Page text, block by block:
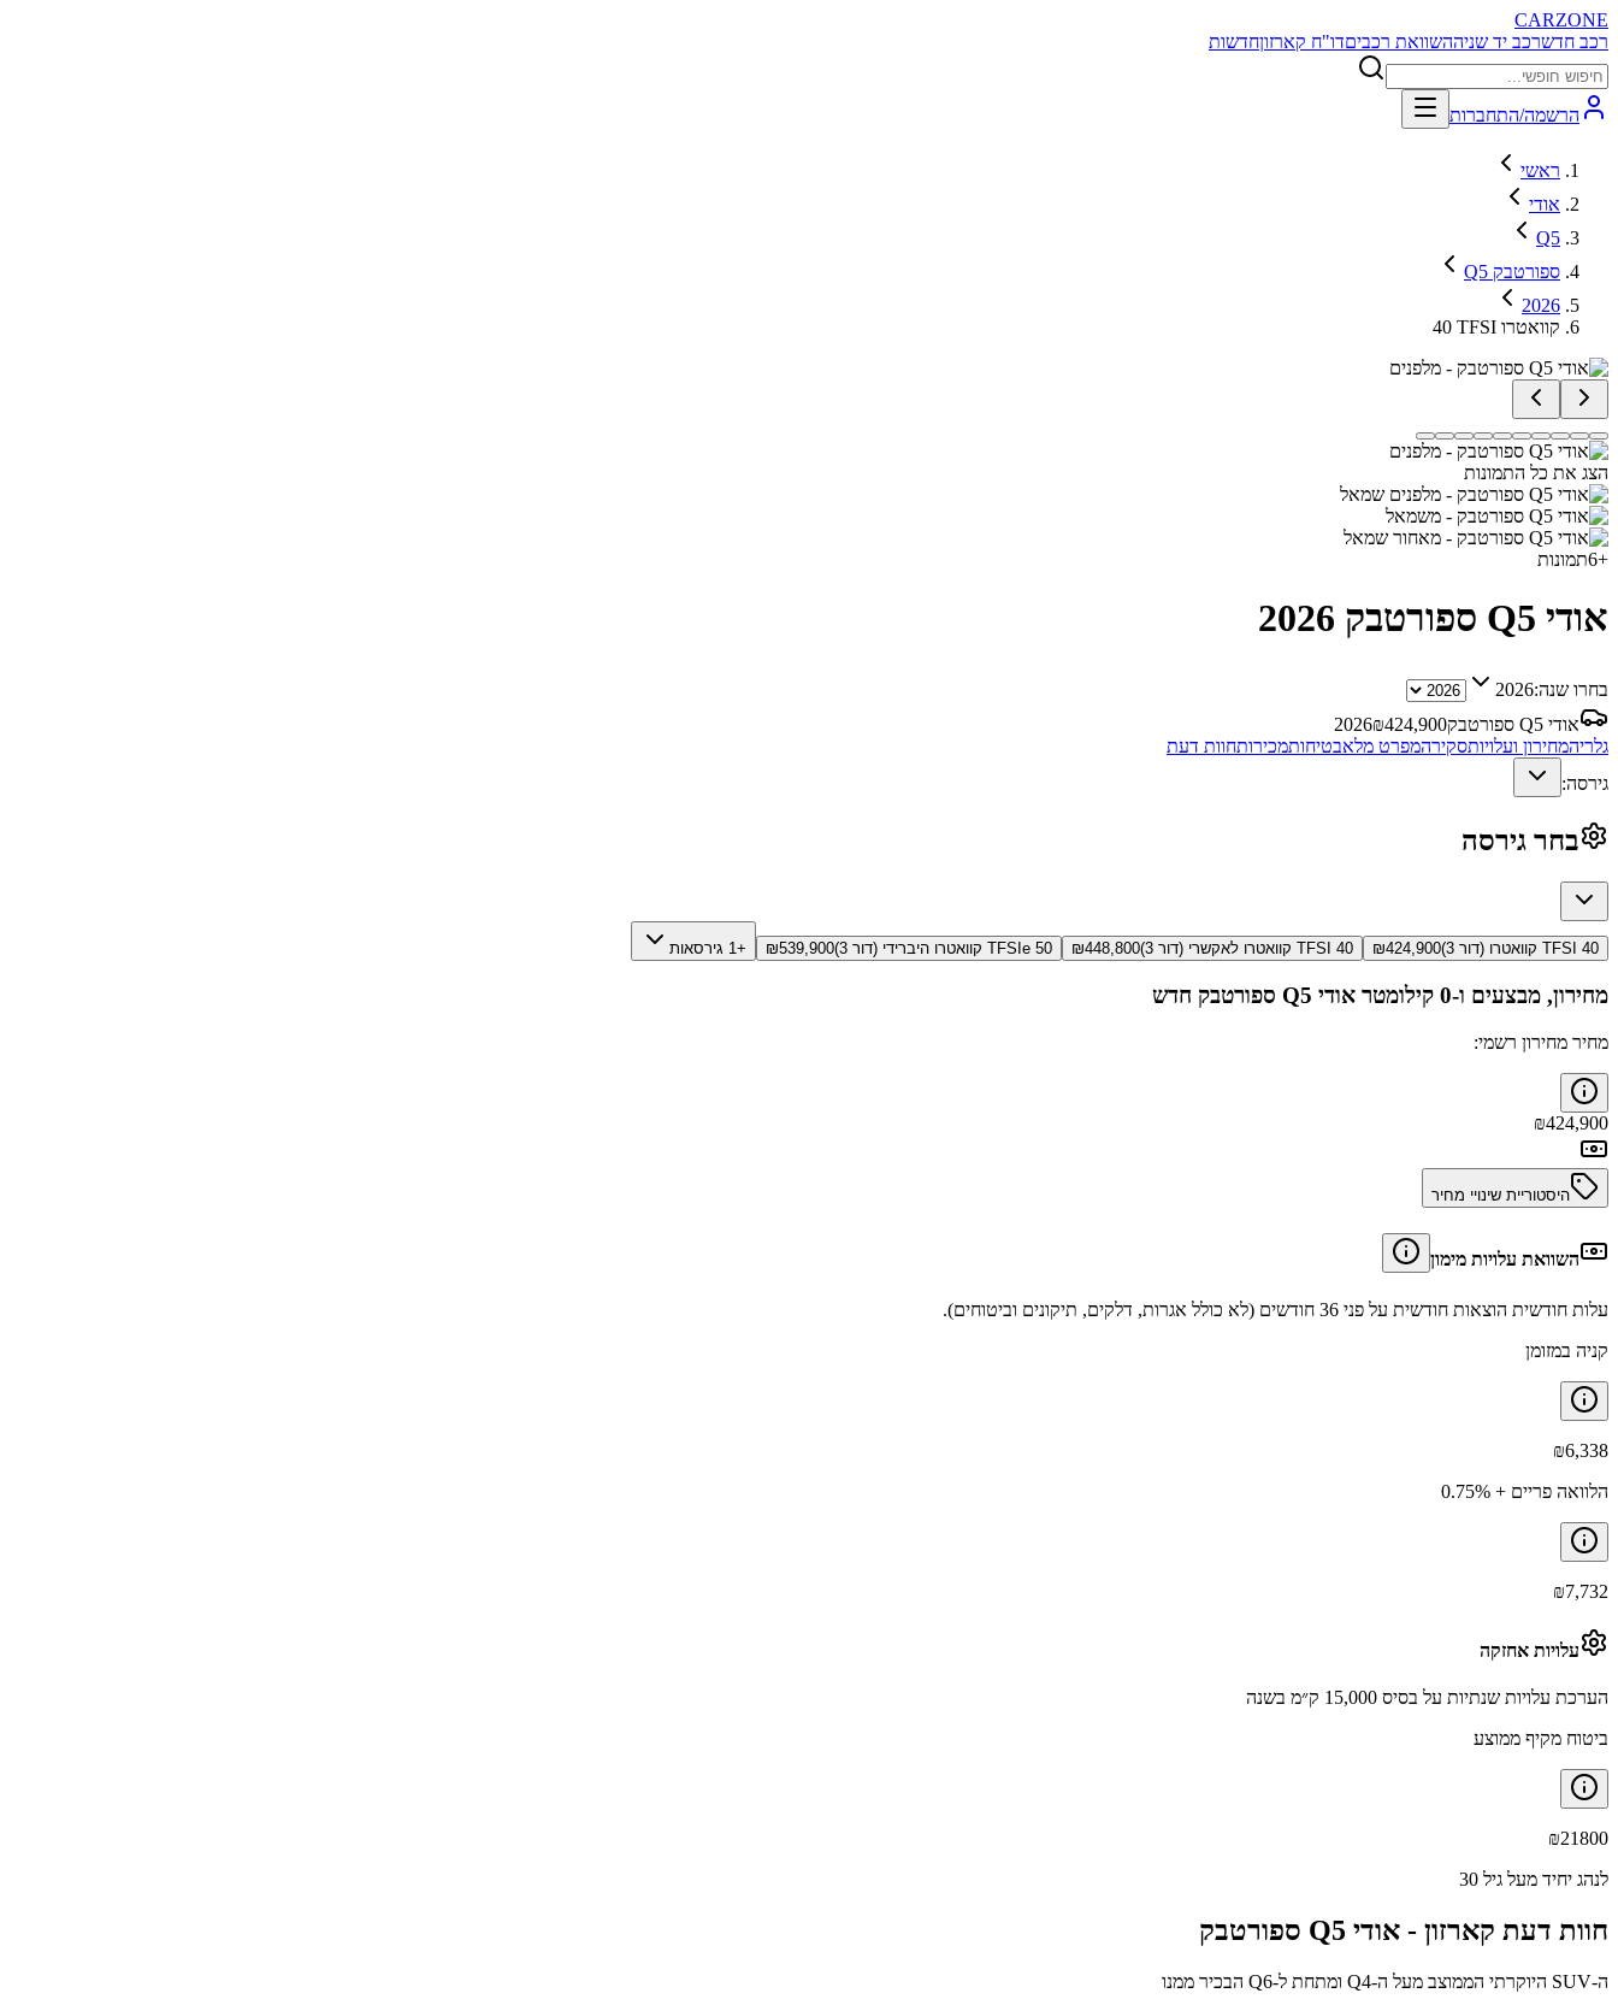
CARZONE
רכב חדשרכב יד שניההשוואת רכביםדו"ח קארזוןחדשות
הרשמה/התחברות
ראשי
אודי
Q5
Q5 ספורטבק
2026
40 TFSI קוואטרו
הצג את כל התמונות
+
6תמונות
אודי Q5 ספורטבק 2026
בחרו שנה:2026
אודי Q5 ספורטבק
2026₪424,900
גלריהמחירון ועלויותסקירהמפרט מלאבטיחותמכירותחוות דעת
גירסה:
בחר גירסה
40 TFSI קוואטרו (דור 3) ₪424,900 40 TFSI קוואטרו לאקשרי (דור 3) ₪448,800 50 TFSIe קוואטרו היברידי (דור 3) ₪539,900 +1 גירסאות
מחירון, מבצעים ו-0 קילומטר אודי Q5 ספורטבק חדש
מחיר מחירון רשמי:
₪424,900
היסטוריית שינויי מחיר
השוואת עלויות מימון
עלות חודשית הוצאות חודשית על פני 36 חודשים (לא כולל אגרות, דלקים, תיקונים וביטוחים).
קניה במזומן
₪6,338
הלוואה פריים + 0.75%
₪7,732
עלויות אחזקה
הערכת עלויות שנתיות על בסיס 15,000 ק״מ בשנה
ביטוח מקיף ממוצע
₪21800
לנהג יחיד מעל גיל 30
חוות דעת קארזון - אודי Q5 ספורטבק
ה-SUV היוקרתי הממוצב מעל ה-Q4 ומתחת ל-Q6 הבכיר ממנו